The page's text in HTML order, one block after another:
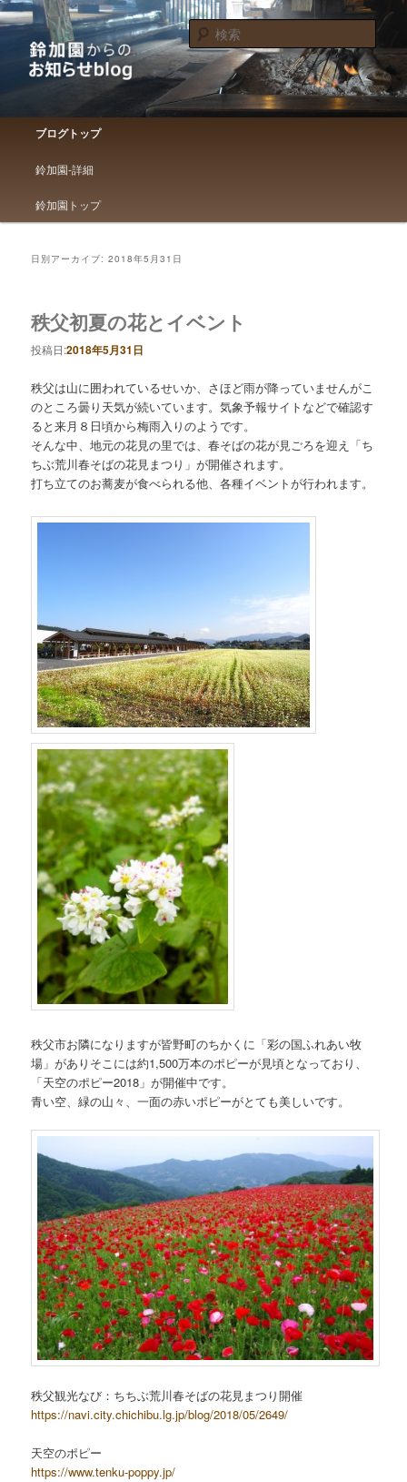
鈴加園からのお知らせブログ
鈴加園からのお知らせです
検
索
メインメニュー
メインコンテンツへ移動
サブコンテンツへ移動
ブログトップ
鈴加園-詳細
鈴加園トップ
日別アーカイブ:2018年5月31日
秩父初夏の花とイベント
投稿日:2018年5月31日
秩父は山に囲われているせいか、さほど雨が降っていませんがこ
のところ曇り天気が続いています。気象予報サイトなどで確認す
ると来月８日頃から梅雨入りのようです。
そんな中、地元の花見の里では、春そばの花が見ごろを迎え「ち
ちぶ荒川春そばの花見まつり」が開催されます。
打ち立てのお蕎麦が食べられる他、各種イベントが行われます。
秩父市お隣になりますが皆野町のちかくに「彩の国ふれあい牧
場」がありそこには約1,500万本のポピーが見頃となっており、
「天空のポピー2018」が開催中です。
青い空、緑の山々、一面の赤いポピーがとても美しいです。
秩父観光なび：ちちぶ荒川春そばの花見まつり開催
https://navi.city.chichibu.lg.jp/blog/2018/05/2649/
天空のポピー
https://www.tenku-poppy.jp/